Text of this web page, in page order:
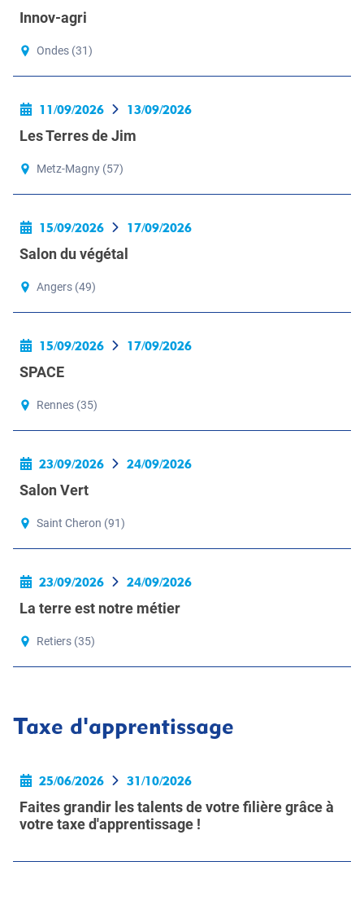
Innov-agri
Ondes (31)
11/09/2026 13/09/2026
Les Terres de Jim
Metz-Magny (57)
15/09/2026 17/09/2026
Salon du végétal
Angers (49)
15/09/2026 17/09/2026
SPACE
Rennes (35)
23/09/2026 24/09/2026
Salon Vert
Saint Cheron (91)
23/09/2026 24/09/2026
La terre est notre métier
Retiers (35)
Taxe d'apprentissage
25/06/2026 31/10/2026
Faites grandir les talents de votre filière grâce à
votre taxe d'apprentissage !